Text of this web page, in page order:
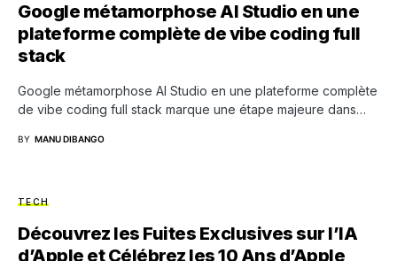
Google métamorphose AI Studio en une
plateforme complète de vibe coding full
stack
Google métamorphose AI Studio en une plateforme complète
de vibe coding full stack marque une étape majeure dans…
BY MANU DIBANGO
TECH
Découvrez les Fuites Exclusives sur l’IA
d’Apple et Célébrez les 10 Ans d’Apple